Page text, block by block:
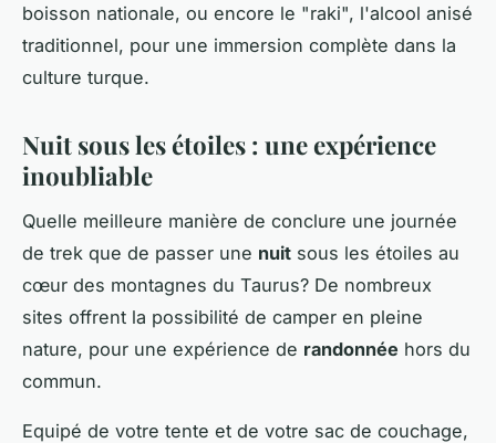
boisson nationale, ou encore le "raki", l'alcool anisé
traditionnel, pour une immersion complète dans la
culture turque.
Nuit sous les étoiles : une expérience
inoubliable
Quelle meilleure manière de conclure une journée
de trek que de passer une nuit sous les étoiles au
cœur des montagnes du Taurus? De nombreux
sites offrent la possibilité de camper en pleine
nature, pour une expérience de randonnée hors du
commun.
Equipé de votre tente et de votre sac de couchage,